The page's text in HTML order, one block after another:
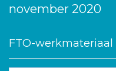
november 2020
FTO-werkmateriaal